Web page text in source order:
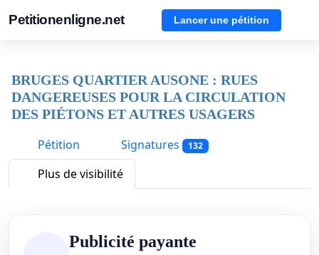
Petitionenligne.net Lancer une pétition
BRUGES QUARTIER AUSONE : RUES
DANGEREUSES POUR LA CIRCULATION
DES PIÉTONS ET AUTRES USAGERS
Pétition
Signatures 132
Plus de visibilité
Publicité payante